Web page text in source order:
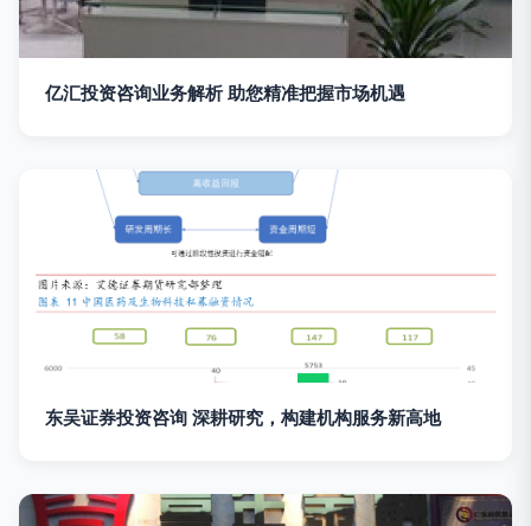
亿汇投资咨询业务解析 助您精准把握市场机遇
东吴证券投资咨询 深耕研究，构建机构服务新高地